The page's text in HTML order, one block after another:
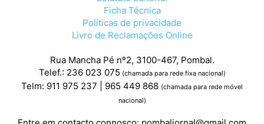
Ficha Técnica
Políticas de privacidade
Livro de Reclamações Online
Rua Mancha Pé nº2, 3100-467, Pombal.
Telef.: 236 023 075 (chamada para rede fixa nacional)
Telm: 911 975 237 | 965 449 868 (chamada para rede móvel
nacional)